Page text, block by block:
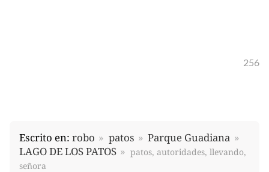
256
Escrito en: robo patos
Parque Guadiana
LAGO DE LOS PATOS
patos, autoridades, llevando,
señora